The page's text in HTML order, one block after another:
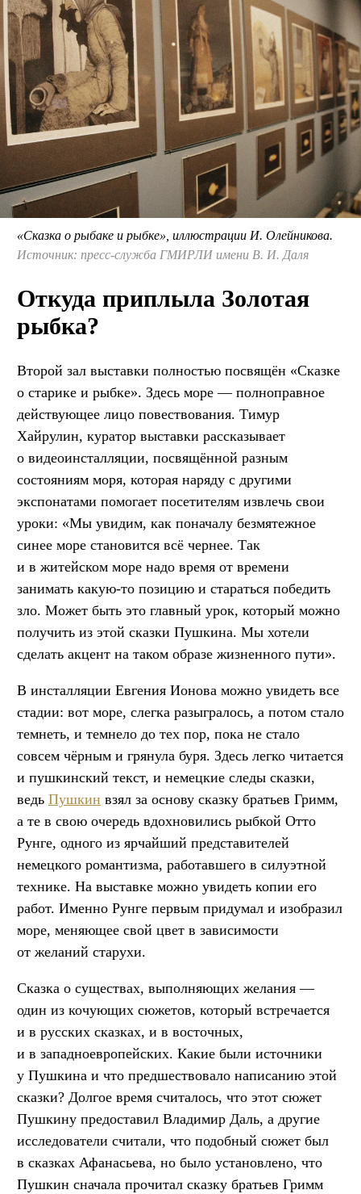
«Сказка о рыбаке и рыбке», иллюстрации И. Олейникова.
Источник: пресс-служба ГМИРЛИ имени В. И. Даля
Откуда приплыла Золотая
рыбка?
Второй зал выставки полностью посвящён «Сказке
о старике и рыбке». Здесь море — полноправное
действующее лицо повествования. Тимур
Хайрулин, куратор выставки рассказывает
о видеоинсталляции, посвящённой разным
состояниям моря, которая наряду с другими
экспонатами помогает посетителям извлечь свои
уроки: «Мы увидим, как поначалу безмятежное
синее море становится всё чернее. Так
и в житейском море надо время от времени
занимать какую-то позицию и стараться победить
зло. Может быть это главный урок, который можно
получить из этой сказки Пушкина. Мы хотели
сделать акцент на таком образе жизненного пути».
В инсталляции Евгения Ионова можно увидеть все
стадии: вот море, слегка разыгралось, а потом стало
темнеть, и темнело до тех пор, пока не стало
совсем чёрным и грянула буря. Здесь легко читается
и пушкинский текст, и немецкие следы сказки,
ведь Пушкин взял за основу сказку братьев Гримм,
а те в свою очередь вдохновились рыбкой Отто
Рунге, одного из ярчайший представителей
немецкого романтизма, работавшего в силуэтной
технике. На выставке можно увидеть копии его
работ. Именно Рунге первым придумал и изобразил
море, меняющее свой цвет в зависимости
от желаний старухи.
Сказка о существах, выполняющих желания —
один из кочующих сюжетов, который встречается
и в русских сказках, и в восточных,
и в западноевропейских. Какие были источники
у Пушкина и что предшествовало написанию этой
сказки? Долгое время считалось, что этот сюжет
Пушкину предоставил Владимир Даль, а другие
исследователи считали, что подобный сюжет был
в сказках Афанасьева, но было установлено, что
Пушкин сначала прочитал сказку братьев Гримм